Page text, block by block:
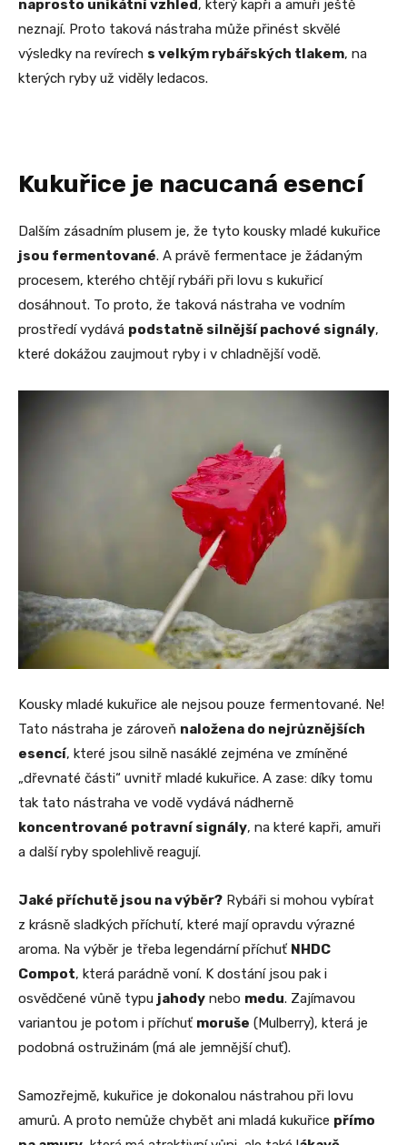
naprosto unikátní vzhled , který kapři a amuři ještě
neznají. Proto taková nástraha může přinést skvělé
výsledky na revírech s velkým rybářských tlakem, na
kterých ryby už viděly ledacos.
Kukuřice je nacucaná esencí
Dalším zásadním plusem je, že tyto kousky mladé kukuřice
jsou fermentované. A právě fermentace je žádaným
procesem, kterého chtějí rybáři při lovu s kukuřicí
dosáhnout. To proto, že taková nástraha ve vodním
prostředí vydává podstatně silnější pachové signály,
které dokážou zaujmout ryby i v chladnější vodě.
Kousky mladé kukuřice ale nejsou pouze fermentované. Ne!
Tato nástraha je zároveň naložena do nejrůznějších
esencí, které jsou silně nasáklé zejména ve zmíněné
„dřevnaté části“ uvnitř mladé kukuřice. A zase: díky tomu
tak tato nástraha ve vodě vydává nádherně
koncentrované potravní signály, na které kapři, amuři
a další ryby spolehlivě reagují.
Jaké příchutě jsou na výběr? Rybáři si mohou vybírat
z krásně sladkých příchutí, které mají opravdu výrazné
aroma. Na výběr je třeba legendární příchuť NHDC
Compot, která parádně voní. K dostání jsou pak i
osvědčené vůně typu jahody nebo medu. Zajímavou
variantou je potom i příchuť moruše (Mulberry), která je
podobná ostružinám (má ale jemnější chuť).
Samozřejmě, kukuřice je dokonalou nástrahou při lovu
amurů. A proto nemůže chybět ani mladá kukuřice přímo